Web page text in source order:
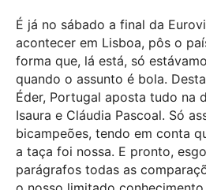
É já no sábado a final da
acontecer em Lisboa, pôs o
forma que, lá está, só
quando o assunto é bola.
Éder, Portugal aposta tudo na
Isaura e Cláudia Pascoal. Só
bicampeões, tendo em conta
a taça foi nossa. E pronto,
parágrafos todas as